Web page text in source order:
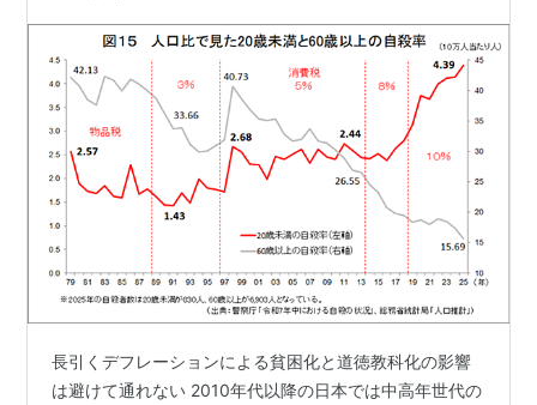
長引くデフレーションによる貧困化と道徳教科化の影響
は避けて通れない 2010年代以降の日本では中高年世代の